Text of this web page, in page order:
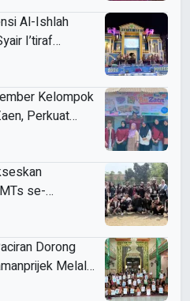
Al-Ishlah
I’tiraf
Kelompok
Perkuat
se-
Rangka
Dorong
Melalui